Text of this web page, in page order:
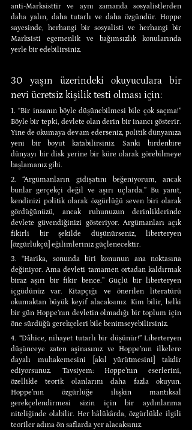
anti-Marksisttir ve aynı zamanda sosyalistlerden
daha yalın, daha tutarlı ve daha özgündür. Hoppe
sayesinde, herhangi bir sosyalisti ve herhangi bir
Marksisti egemenlik ve bağımsızlık konularında
yerle bir edebilirsiniz.
30 yaşın üzerindeki okuyuculara bir
nevi ücretsiz kişilik testi olması için:
1. “Bir insanın böyle düşünebilmesi bile çok saçma!”
Böyle bir tepki, devlete olan derin bir inancı gösterir.
Yine de okumaya devam ederseniz, politik dünyanıza
yeni bir boyut katabilirsiniz. Sanki birdenbire
dünyayı bir disk yerine bir küre olarak görebilmeye
başlamanız gibi.
2. “Argümanların gidişatını beğeniyorum, ancak
bunlar gerçekçi değil ve aşırı uçlarda.” Bu yanıt,
kendinizi politik olarak özgürlüğü seven biri olarak
gördüğünüzü, ancak ruhunuzun derinliklerinde
devlete güvendiğinizi gösteriyor. Argümanları açık
fikirli bir şekilde düşünürseniz, liberteryen
[özgürlükçü] eğilimleriniz güçlenecektir.
3. “Harika, sonunda biri konunun ana noktasına
değiniyor. Ama devleti tamamen ortadan kaldırmak
biraz aşırı bir fikir bence.” Güçlü bir liberteryen
içgüdünüz var. Kitapçığı ve önerilen literatürü
okumaktan büyük keyif alacaksınız. Kim bilir, belki
bir gün Hoppe’nın devletin olmadığı bir toplum için
öne sürdüğü gerekçeleri bile benimseyebilirsiniz.
4. “Dâhice, nihayet tutarlı bir düşünür!” Liberteryen
düşünceye zaten aşinasınız ve Hoppe’nın ilkelere
dayalı muhakemesini [akıl yürütmesini] takdir
ediyorsunuz. Tavsiyem: Hoppe’nın eserlerini,
özellikle teorik olanlarını daha fazla okuyun.
Hoppe’nın özgürlüğe ilişkin mantıksal
gerekçelendirmesi sizin için bir aydınlanma
niteliğinde olabilir. Her hâlükârda, özgürlükle ilgili
teoriler adına ön saflarda yer alacaksınız.